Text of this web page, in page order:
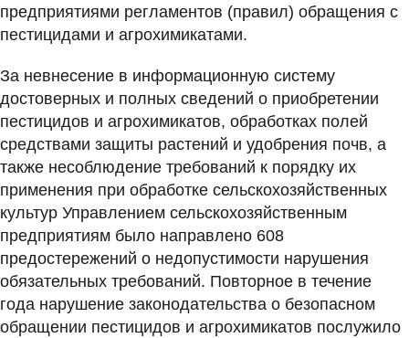
предприятиями регламентов (правил) обращения с
пестицидами и агрохимикатами.
За невнесение в информационную систему
достоверных и полных сведений о приобретении
пестицидов и агрохимикатов, обработках полей
средствами защиты растений и удобрения почв, а
также несоблюдение требований к порядку их
применения при обработке сельскохозяйственных
культур Управлением сельскохозяйственным
предприятиям было направлено 608
предостережений о недопустимости нарушения
обязательных требований. Повторное в течение
года нарушение законодательства о безопасном
обращении пестицидов и агрохимикатов послужило